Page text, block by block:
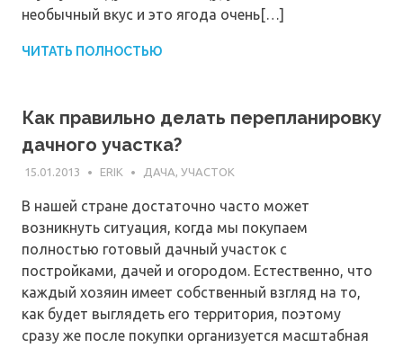
необычный вкус и это ягода очень[…]
ЧИТАТЬ ПОЛНОСТЬЮ
Как правильно делать перепланировку
дачного участка?
15.01.2013 ERIK ДАЧА, УЧАСТОК
В нашей стране достаточно часто может
возникнуть ситуация, когда мы покупаем
полностью готовый дачный участок с
постройками, дачей и огородом. Естественно, что
каждый хозяин имеет собственный взгляд на то,
как будет выглядеть его территория, поэтому
сразу же после покупки организуется масштабная